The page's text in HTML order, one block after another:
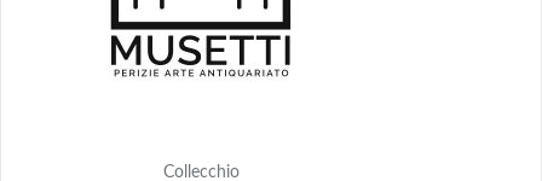
Collecchio